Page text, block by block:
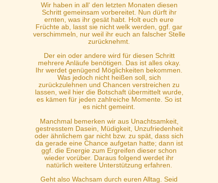
Wir haben in all‘ den letzten Monaten diesen
Schritt gemeinsam vorbereitet. Nun dürft ihr
ernten, was ihr gesät habt. Holt euch eure
Früchte ab, lasst sie nicht welk werden, ggf. gar
verschimmeln, nur weil ihr euch an falscher Stelle
zurücknehmt.
Der ein oder andere wird für diesen Schritt
mehrere Anläufe benötigen. Das ist alles okay.
Ihr werdet genügend Möglichkeiten bekommen.
Was jedoch nicht heißen soll, sich
zurückzulehnen und Chancen verstreichen zu
lassen, weil hier die Botschaft übermittelt wurde,
es kämen für jeden zahlreiche Momente. So ist
es nicht gemeint.
Manchmal bemerken wir aus Unachtsamkeit,
gestresstem Dasein, Müdigkeit, Unzufriedenheit
oder ähnlichem gar nicht bzw. zu spät, dass sich
da gerade eine Chance aufgetan hatte; dann ist
ggf. die Energie zum Ergreifen dieser schon
wieder vorüber. Daraus folgend werdet ihr
natürlich weitere Unterstützung erfahren.
Geht also Wachsam durch euren Alltag. Seid